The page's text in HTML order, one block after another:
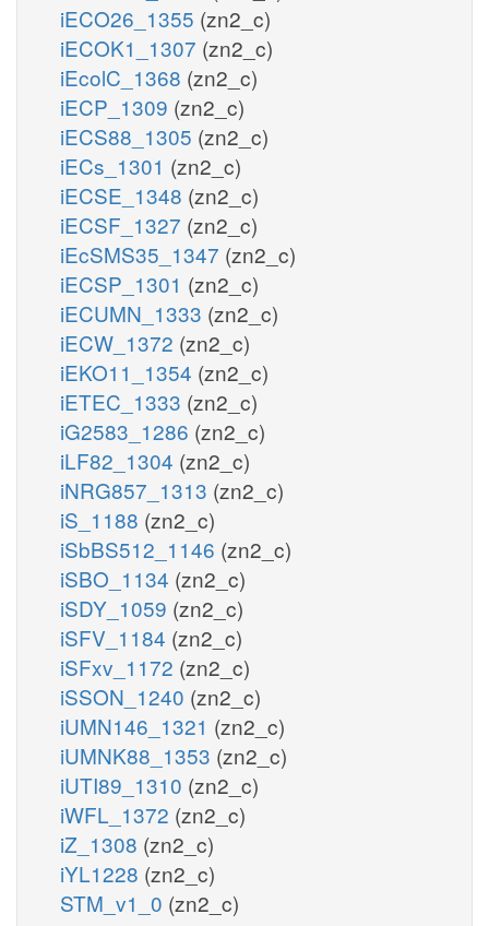
iECO26_1355 (zn2_c)
iECOK1_1307 (zn2_c)
iEcolC_1368 (zn2_c)
iECP_1309 (zn2_c)
iECS88_1305 (zn2_c)
iECs_1301 (zn2_c)
iECSE_1348 (zn2_c)
iECSF_1327 (zn2_c)
iEcSMS35_1347 (zn2_c)
iECSP_1301 (zn2_c)
iECUMN_1333 (zn2_c)
iECW_1372 (zn2_c)
iEKO11_1354 (zn2_c)
iETEC_1333 (zn2_c)
iG2583_1286 (zn2_c)
iLF82_1304 (zn2_c)
iNRG857_1313 (zn2_c)
iS_1188 (zn2_c)
iSbBS512_1146 (zn2_c)
iSBO_1134 (zn2_c)
iSDY_1059 (zn2_c)
iSFV_1184 (zn2_c)
iSFxv_1172 (zn2_c)
iSSON_1240 (zn2_c)
iUMN146_1321 (zn2_c)
iUMNK88_1353 (zn2_c)
iUTI89_1310 (zn2_c)
iWFL_1372 (zn2_c)
iZ_1308 (zn2_c)
iYL1228 (zn2_c)
STM_v1_0 (zn2_c)